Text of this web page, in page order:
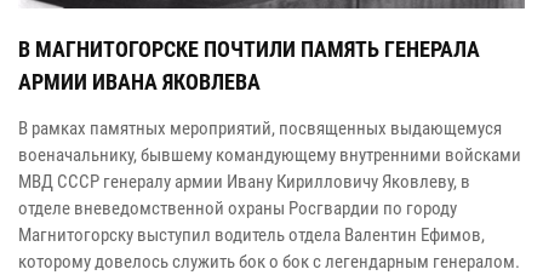
В МАГНИТОГОРСКЕ ПОЧТИЛИ ПАМЯТЬ ГЕНЕРАЛА
АРМИИ ИВАНА ЯКОВЛЕВА
В рамках памятных мероприятий, посвященных выдающемуся
военачальнику, бывшему командующему внутренними войсками
МВД СССР генералу армии Ивану Кирилловичу Яковлеву, в
отделе вневедомственной охраны Росгвардии по городу
Магнитогорску выступил водитель отдела Валентин Ефимов,
которому довелось служить бок о бок с легендарным генералом.